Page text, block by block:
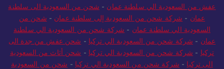
عفش من السعودية الي سلطنة عمان - شحن من السعودية الى سلطنة
عمان - شركة شحن من السعودية إلى سلطنة عمان - شحن من
السعودية الي سلطنة عمان - شركة شحن من السعودية الي سلطنة
عمان - شركة شحن من السعودية الي تركيا - شحن عفش من جدة الى
تركيا - شركة شحن من السعودية الي تركيا - شحن أثاث من السعودية
الى تركيا - شركة شحن من السعودية الي تركيا - شحن من السعودية